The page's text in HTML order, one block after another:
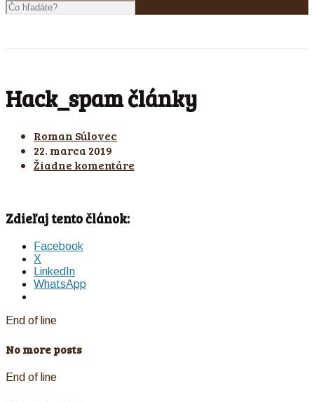
Hack_spam články
Roman Súlovec
22. marca 2019
Žiadne komentáre
Zdieľaj tento článok:
Facebook
X
LinkedIn
WhatsApp
End of line
No more posts
End of line